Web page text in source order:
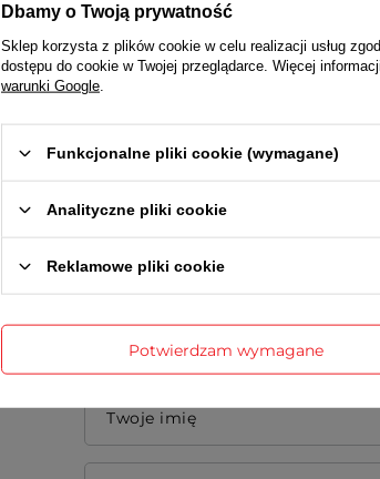
Dodaj własne zdjęcie produktu:
Twoje imię
Dbamy o Twoją prywatność
Sklep korzysta z plików cookie w celu realizacji usług
dostępu do cookie w Twojej przeglądarce. Więcej
warunki Google
Funkcjonalne pliki cookie (wymagane)
Analityczne pliki cookie
Reklamowe pliki cookie
Potwierdzam wymagane